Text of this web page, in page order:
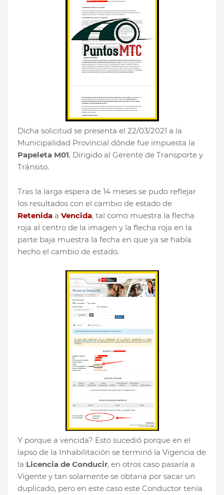
Dicha solicitud se presenta el 22/03/2021 a la
Municipalidad Provincial dónde fue impuesta la
Papeleta M01, Dirigido al Gerente de Transporte y
Tránsito.
Tras la larga espera de 14 meses se pudo reflejar
los resultados con el cambio de estado de
Retenida a Vencida, tal como muestra la flecha
roja al centro de la imagen y la flecha roja en la
parte baja muestra la fecha en que ya se había
hecho el cambio de estado.
Y porque a vencida? Esto sucedió porque en el
lapso de la Inhabilitación se terminó la Vigencia de
la Licencia de Conducir, en otros caso pasaría a
Vigente y tan solamente se obtaria por sacar un
duplicado, pero en este caso este Conductor tenía